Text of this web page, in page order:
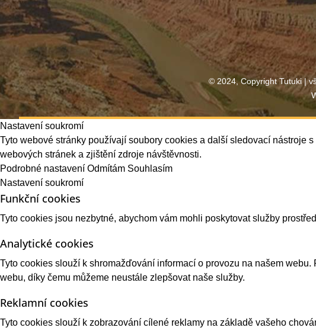
© 2024, Copyright Tutuki |
Nastavení soukromí
Tyto webové stránky používají soubory cookies a další sledovací nástroje
webových stránek a zjištění zdroje návštěvnosti.
Podrobné nastavení Odmítám Souhlasím
Nastavení soukromí
Funkční cookies
Tyto cookies jsou nezbytné, abychom vám mohli poskytovat služby
Analytické cookies
Tyto cookies slouží k shromažďování informací o provozu na našem
webu, díky čemu můžeme neustále zlepšovat naše služby.
Reklamní cookies
Tyto cookies slouží k zobrazování cílené reklamy na základě vašeho